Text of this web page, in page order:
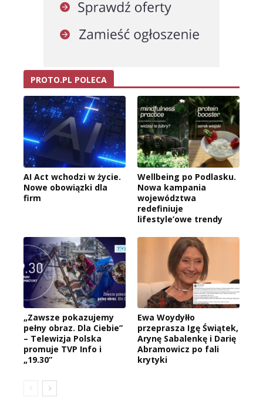
PROTO.PL POLECA
AI Act wchodzi w życie.
Nowe obowiązki dla
firm
Wellbeing po Podlasku.
Nowa kampania
województwa
redefiniuje
lifestyle’owe trendy
„Zawsze pokazujemy
pełny obraz. Dla Ciebie”
– Telewizja Polska
promuje TVP Info i
„19.30”
Ewa Woydyłło
przeprasza Igę Świątek,
Arynę Sabalenkę i Darię
Abramowicz po fali
krytyki